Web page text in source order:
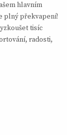
hlavním
plný překvapení!
tisíc
radosti,